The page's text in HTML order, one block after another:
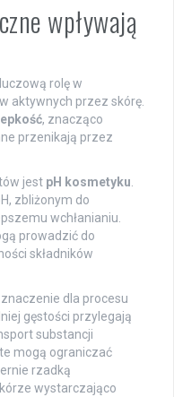
wpływają
rolę w
aktywnych przez skórę.
lepkość, znacząco
przenikają przez
jest pH kosmetyku.
zbliżonym do
wchłanianiu.
prowadzić do
składników
dla procesu
gęstości przylegają
substancji
mogą ograniczać
rzadką
wystarczająco